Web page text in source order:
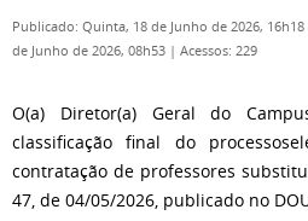
Publicado: Quinta, 18 de Junho de 2026, 16h18
de Junho de 2026, 08h53 | Acessos: 229
O(a) Diretor(a) Geral do
classificação final do
contratação de professores
47, de 04/05/2026, publicado no